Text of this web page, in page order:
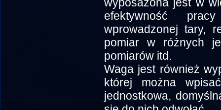
efektywność
wprowadzonej tary,
pomiar w różnych
pomiarów itd.
Waga jest również
której można
jednostkowa,